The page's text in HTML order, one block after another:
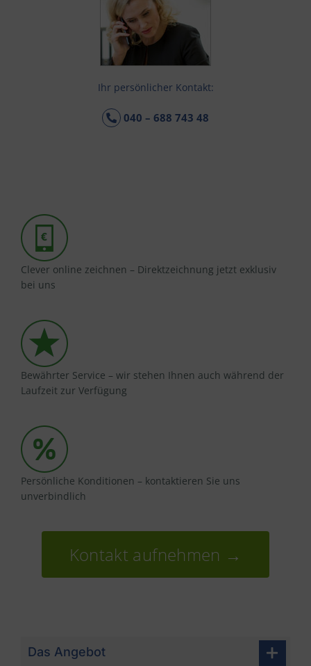
Ihr persönlicher Kontakt:
040 – 688 743 48
Clever online zeichnen – Direktzeichnung jetzt exklusiv
bei uns
Bewährter Service – wir stehen Ihnen auch während der
Laufzeit zur Verfügung
Persönliche Konditionen – kontaktieren Sie uns
unverbindlich
Kontakt aufnehmen →
Das Angebot